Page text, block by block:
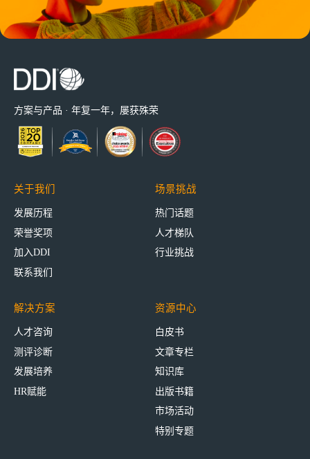
方案与产品 · 年复一年，屡获殊荣
关于我们
发展历程
荣誉奖项
加入DDI
联系我们
场景挑战
热门话题
人才梯队
行业挑战
解决方案
人才咨询
测评诊断
发展培养
HR赋能
资源中心
白皮书
文章专栏
知识库
出版书籍
市场活动
特别专题